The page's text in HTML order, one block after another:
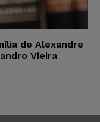
de Alexandre
Vieira